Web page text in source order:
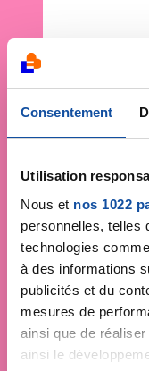
Consentement
Utilisation
Nous et nos 1022
personnelles, telles
technologies
à des informations
publicités et du
mesures de
ainsi que de
ainsi le